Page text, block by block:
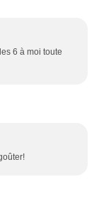
6 à moi toute